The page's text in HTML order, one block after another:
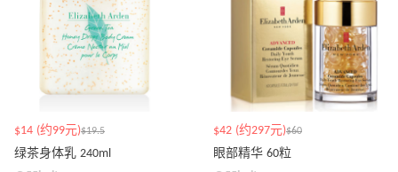
$14 (约99元)$19.5
绿茶身体乳 240ml
$42 (约297元)$60
眼部精华 60粒